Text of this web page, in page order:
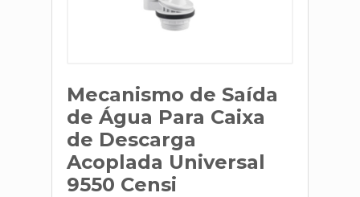
Mecanismo de Saída
de Água Para Caixa
de Descarga
Acoplada Universal
9550 Censi